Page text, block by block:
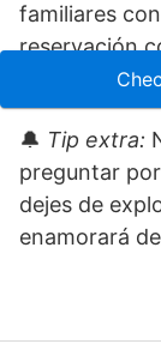
familiares
reservación
temporada
🔔 Tip extra:
preguntar
dejes de
enamorará